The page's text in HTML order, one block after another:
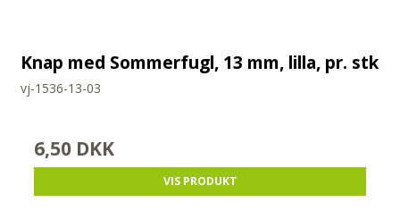
Knap med Sommerfugl, 13 mm, lilla, pr. stk
vj-1536-13-03
6,50 DKK
VIS PRODUKT